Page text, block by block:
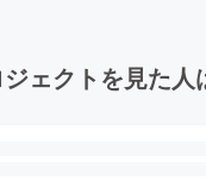
ェクトを見た